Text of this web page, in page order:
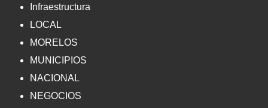
Infraestructura
LOCAL
MORELOS
MUNICIPIOS
NACIONAL
NEGOCIOS